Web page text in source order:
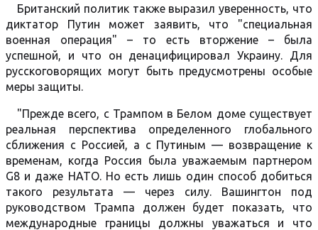
Британский политик также выразил уверенность, что
диктатор Путин может заявить, что "специальная
военная операция" – то есть вторжение – была
успешной, и что он денацифицировал Украину. Для
русскоговорящих могут быть предусмотрены особые
меры защиты.
"Прежде всего, с Трампом в Белом доме существует
реальная перспектива определенного глобального
сближения с Россией, а с Путиным — возвращение к
временам, когда Россия была уважаемым партнером
G8 и даже НАТО. Но есть лишь один способ добиться
такого результата — через силу. Вашингтон под
руководством Трампа должен будет показать, что
международные границы должны уважаться и что